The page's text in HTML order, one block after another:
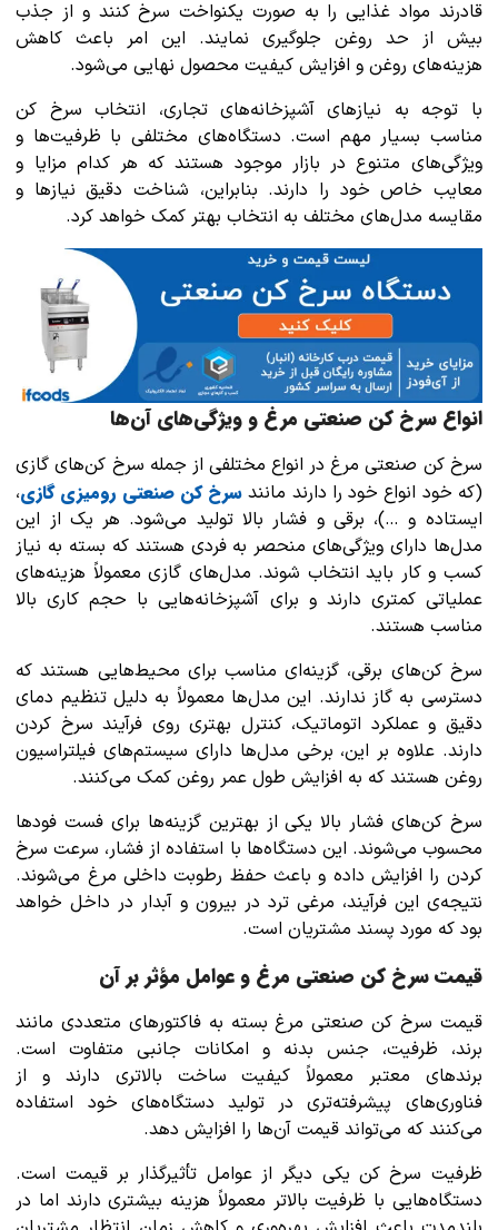
قادرند مواد غذایی را به صورت یکنواخت سرخ کنند و از جذب
بیش از حد روغن جلوگیری نمایند. این امر باعث کاهش
هزینه‌های روغن و افزایش کیفیت محصول نهایی می‌شود.
با توجه به نیازهای آشپزخانه‌های تجاری، انتخاب سرخ کن
مناسب بسیار مهم است. دستگاه‌های مختلفی با ظرفیت‌ها و
ویژگی‌های متنوع در بازار موجود هستند که هر کدام مزایا و
معایب خاص خود را دارند. بنابراین، شناخت دقیق نیازها و
مقایسه مدل‌های مختلف به انتخاب بهتر کمک خواهد کرد.
انواع سرخ کن صنعتی مرغ و ویژگی‌های آن‌ها
سرخ کن صنعتی مرغ در انواع مختلفی از جمله سرخ کن‌های گازی
(که خود انواع خود را دارند مانند سرخ کن صنعتی رومیزی گازی،
ایستاده و …)، برقی و فشار بالا تولید می‌شود. هر یک از این
مدل‌ها دارای ویژگی‌های منحصر به فردی هستند که بسته به نیاز
کسب و کار باید انتخاب شوند. مدل‌های گازی معمولاً هزینه‌های
عملیاتی کمتری دارند و برای آشپزخانه‌هایی با حجم کاری بالا
مناسب هستند.
سرخ کن‌های برقی، گزینه‌ای مناسب برای محیط‌هایی هستند که
دسترسی به گاز ندارند. این مدل‌ها معمولاً به دلیل تنظیم دمای
دقیق و عملکرد اتوماتیک، کنترل بهتری روی فرآیند سرخ کردن
دارند. علاوه بر این، برخی مدل‌ها دارای سیستم‌های فیلتراسیون
روغن هستند که به افزایش طول عمر روغن کمک می‌کنند.
سرخ کن‌های فشار بالا یکی از بهترین گزینه‌ها برای فست فودها
محسوب می‌شوند. این دستگاه‌ها با استفاده از فشار، سرعت سرخ
کردن را افزایش داده و باعث حفظ رطوبت داخلی مرغ می‌شوند.
نتیجه‌ی این فرآیند، مرغی ترد در بیرون و آبدار در داخل خواهد
بود که مورد پسند مشتریان است.
قیمت سرخ کن صنعتی مرغ و عوامل مؤثر بر آن
قیمت سرخ کن صنعتی مرغ بسته به فاکتورهای متعددی مانند
برند، ظرفیت، جنس بدنه و امکانات جانبی متفاوت است.
برندهای معتبر معمولاً کیفیت ساخت بالاتری دارند و از
فناوری‌های پیشرفته‌تری در تولید دستگاه‌های خود استفاده
می‌کنند که می‌تواند قیمت آن‌ها را افزایش دهد.
ظرفیت سرخ کن یکی دیگر از عوامل تأثیرگذار بر قیمت است.
دستگاه‌هایی با ظرفیت بالاتر معمولاً هزینه بیشتری دارند اما در